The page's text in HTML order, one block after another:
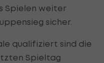
Spielen weiter
sicher.
qualifiziert sind die
Spieltag